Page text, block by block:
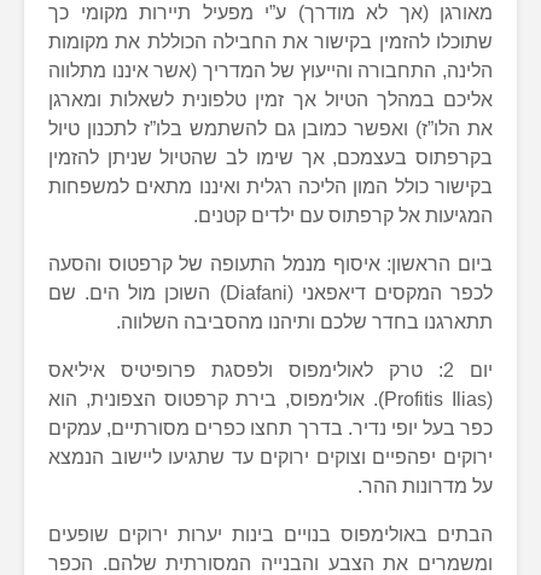
מאורגן (אך לא מודרך) ע”י מפעיל תיירות מקומי כך
שתוכלו להזמין בקישור את החבילה הכוללת את מקומות
הלינה, התחבורה והייעוץ של המדריך (אשר איננו מתלווה
אליכם במהלך הטיול אך זמין טלפונית לשאלות ומארגן
את הלו”ז) ואפשר כמובן גם להשתמש בלו”ז לתכנון טיול
בקרפתוס בעצמכם, אך שימו לב שהטיול שניתן להזמין
בקישור כולל המון הליכה רגלית ואיננו מתאים למשפחות
המגיעות אל קרפתוס עם ילדים קטנים.
ביום הראשון: איסוף מנמל התעופה של קרפטוס והסעה
לכפר המקסים דיאפאני (Diafani) השוכן מול הים. שם
תתארגנו בחדר שלכם ותיהנו מהסביבה השלווה.
יום 2: טרק לאולימפוס ולפסגת פרופיטיס איליאס
(Profitis Ilias). אולימפוס, בירת קרפטוס הצפונית, הוא
כפר בעל יופי נדיר. בדרך תחצו כפרים מסורתיים, עמקים
ירוקים יפהפיים וצוקים ירוקים עד שתגיעו ליישוב הנמצא
על מדרונות ההר.
הבתים באולימפוס בנויים בינות יערות ירוקים שופעים
ומשמרים את הצבע והבנייה המסורתית שלהם. הכפר